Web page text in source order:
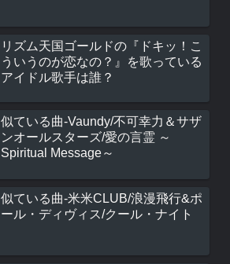
リズム天国ゴールドの『ドキッ！こ
ういうのが恋なの？』を歌っている
アイドル歌手は誰？
似ている曲-Vaundy/不可幸力＆サザ
ンオールスターズ/愛の言霊 ～
Spiritual Message～
似ている曲-米米CLUB/浪漫飛行&ポ
ール・ディヴィス/クール・ナイト